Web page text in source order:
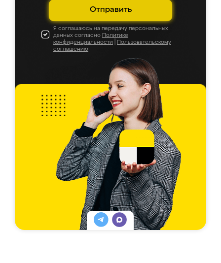
Отправить
Я соглашаюсь на передачу персональных
данных согласно Политике
конфиденциальности
Пользовательскому
соглашению